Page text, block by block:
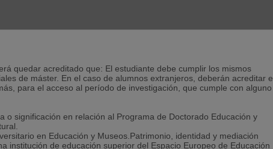
quedar acreditado que: El estudiante debe cumplir los mismos
de máster. En el caso de alumnos extranjeros, deberán acreditar el
para el acceso al período de investigación, que cumple con alguno
o significación en relación al Programa de Doctorado Educación y
en Educación y Museos.Patrimonio, identidad y mediación
institución de educación superior del Espacio Europeo de Educación